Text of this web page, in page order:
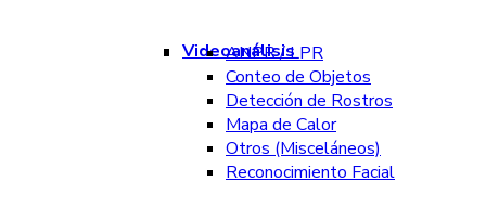
Videoanálisis
ANPR / LPR
Conteo de Objetos
Detección de Rostros
Mapa de Calor
Otros (Misceláneos)
Reconocimiento Facial